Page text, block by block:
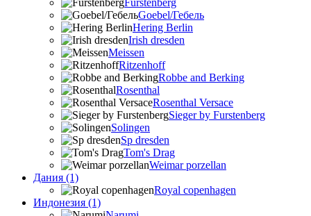
Furstenberg
Goebel/Гебель
Hering Berlin
Irish dresden
Meissen
Ritzenhoff
Robbe and Berking
Rosenthal
Rosenthal Versace
Sieger by Furstenberg
Solingen
Sp dresden
Tom's Drag
Weimar porzellan
Дания (1)
Royal copenhagen
Индонезия (1)